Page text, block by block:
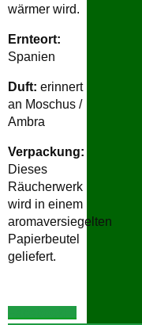
wärmer wird.
Ernteort:
Spanien
Duft:erinnert
an Moschus /
Ambra
Verpackung:
Dieses
Räucherwerk
wird in einem
aromaversiegelten
Papierbeutel
geliefert.